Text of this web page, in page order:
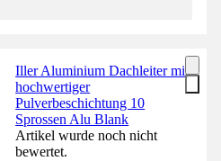
Iller Aluminium Dachleiter mit
hochwertiger
Pulverbeschichtung 10
Sprossen Alu Blank
Artikel wurde noch nicht
bewertet.